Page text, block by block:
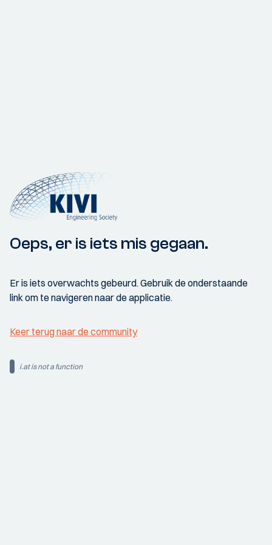
Oeps, er is iets mis gegaan.
Er is iets overwachts gebeurd. Gebruik de onderstaande
link om te navigeren naar de applicatie.
Keer terug naar de community
i.at is not a function